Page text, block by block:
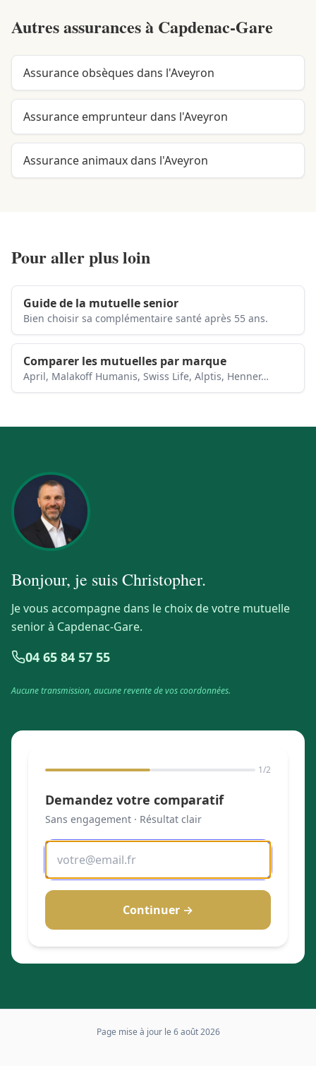
Autres assurances à Capdenac-Gare
Assurance obsèques dans l'Aveyron
Assurance emprunteur dans l'Aveyron
Assurance animaux dans l'Aveyron
Pour aller plus loin
Guide de la mutuelle senior
Bien choisir sa complémentaire santé après 55 ans.
Comparer les mutuelles par marque
April, Malakoff Humanis, Swiss Life, Alptis, Henner…
Bonjour, je suisChristopher.
Je vous accompagne dans le choix de votre mutuelle
senior à Capdenac-Gare.
04 65 84 57 55
Aucune transmission, aucune revente de vos coordonnées.
1/2
Demandez votre comparatif
Sans engagement · Résultat clair
Continuer →
Page mise à jour le 6 août 2026